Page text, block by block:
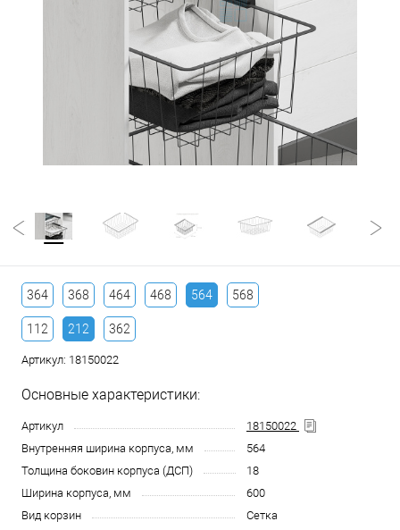
364 368 464 468 564 568
112 212 362
Артикул: 18150022
Основные характеристики:
Артикул
18150022
Внутренняя ширина корпуса, мм
564
Толщина боковин корпуса (ДСП)
18
Ширина корпуса, мм
600
Вид корзин
Сетка